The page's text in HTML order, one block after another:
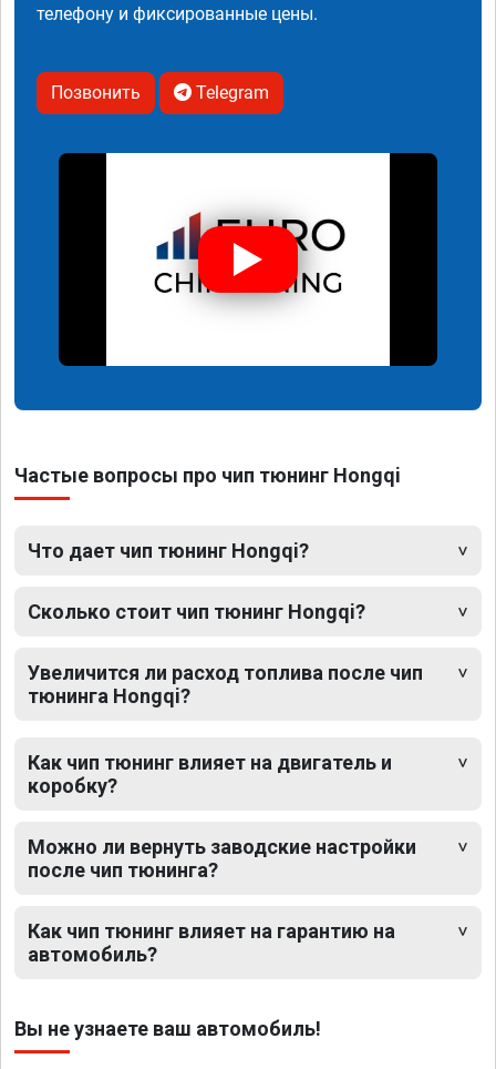
телефону и фиксированные цены.
Позвонить Telegram
Частые вопросы про чип тюнинг Hongqi
Что дает чип тюнинг Hongqi?
Сколько стоит чип тюнинг Hongqi?
Увеличится ли расход топлива после чип
тюнинга Hongqi?
Как чип тюнинг влияет на двигатель и
коробку?
Можно ли вернуть заводские настройки
после чип тюнинга?
Как чип тюнинг влияет на гарантию на
автомобиль?
Вы не узнаете ваш автомобиль!